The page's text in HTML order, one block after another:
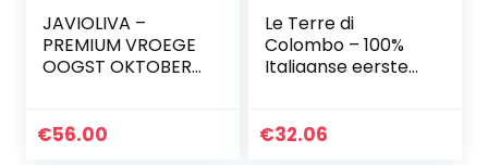
JAVIOLIVA –
PREMIUM VROEGE
OOGST OKTOBER
van 4 flessen extra
€56.00
Le Terre di
Colombo – 100%
Italiaanse eerste
€32.06